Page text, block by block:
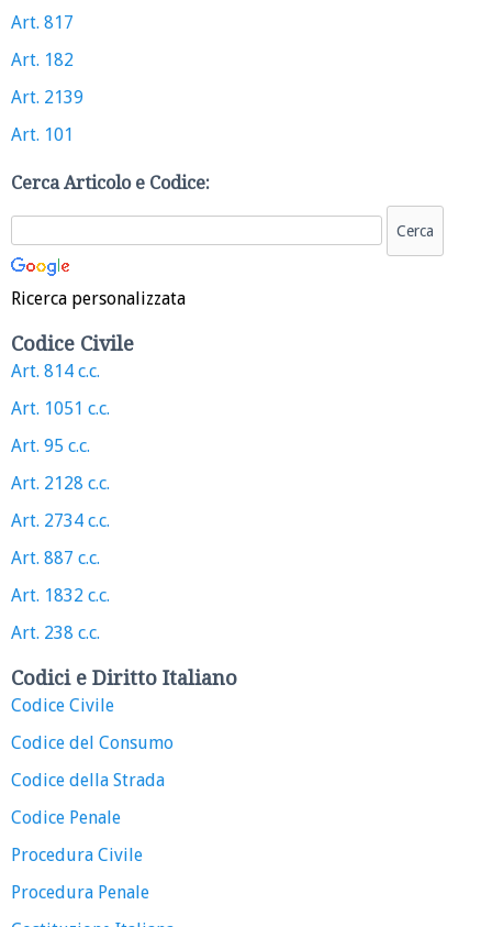
Art. 817
Art. 182
Art. 2139
Art. 101
Cerca Articolo e Codice:
Ricerca personalizzata
Codice Civile
Art. 814 c.c.
Art. 1051 c.c.
Art. 95 c.c.
Art. 2128 c.c.
Art. 2734 c.c.
Art. 887 c.c.
Art. 1832 c.c.
Art. 238 c.c.
Codici e Diritto Italiano
Codice Civile
Codice del Consumo
Codice della Strada
Codice Penale
Procedura Civile
Procedura Penale